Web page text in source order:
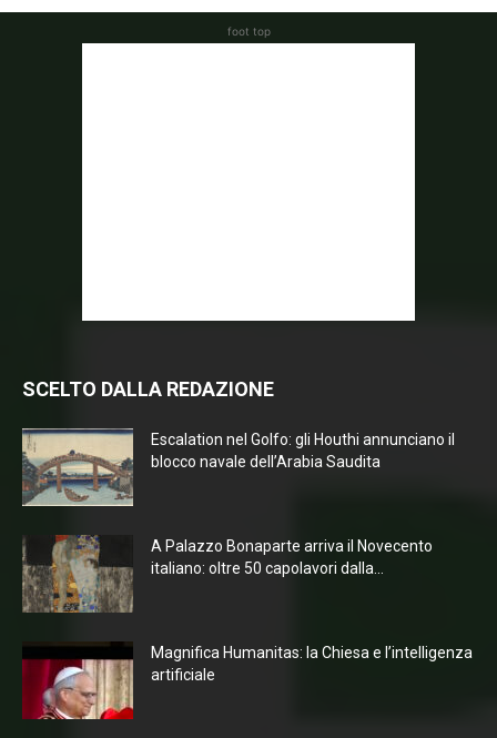
foot top
SCELTO DALLA REDAZIONE
Escalation nel Golfo: gli Houthi annunciano il
blocco navale dell’Arabia Saudita
A Palazzo Bonaparte arriva il Novecento
italiano: oltre 50 capolavori dalla...
Magnifica Humanitas: la Chiesa e l’intelligenza
artificiale